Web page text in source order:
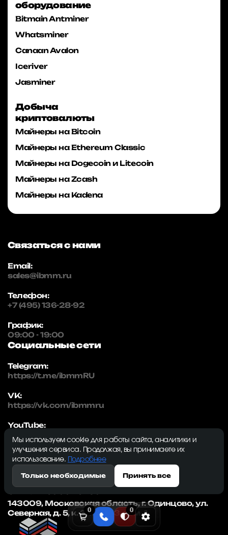
0 0
оборудование
Bitmain Antminer
Whatsminer
Canaan Avalon
Iceriver
Jasminer
Добыча
криптовалюты
Майнеры на Bitcoin
Майнеры на Ethereum Classic
Майнеры на Dogecoin и Litecoin
Майнеры на Zcash
Майнеры на Kadena
Связаться с нами
Email:
sales@ibmm.ru
Телефон:
+7 (495) 136-28-92
График:
09:00 - 19:00
Социальные сети
Telegram:
https://t.me/ibmmRU
VK:
https://vk.com/ibmmru
YouTube:
https://www.youtube.com/@IBMMtechnology
Реквизиты
IBMM | technology
ИНН: 5032334982
143009, Московская область, г. Одинцово, ул.
Северная, д. 5, к. 3, кв. 353, ком. 1
Мы используем cookie для работы сайта, аналитики и
улучшения сервиса. Продолжая, вы принимаете их
использование.
Подробнее
Только необходимые Принять все